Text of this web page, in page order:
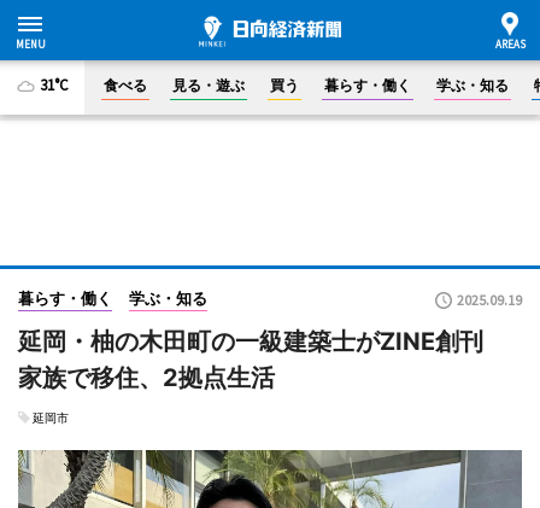
31°C 食べる 見る・遊ぶ 買う 暮らす・働く 学ぶ・知る
暮らす・働く 学ぶ・知る 2025.09.19
延岡・柚の木田町の一級建築士がZINE創刊
家族で移住、2拠点生活
延岡市